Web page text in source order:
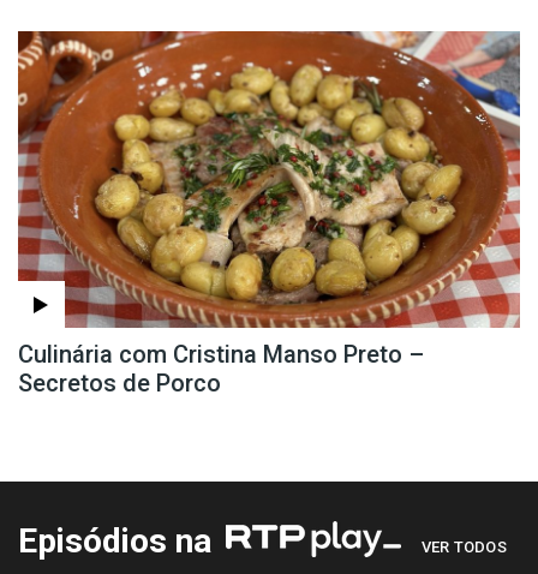
Culinária com Cristina Manso Preto –
Secretos de Porco
Episódios na VER TODOS